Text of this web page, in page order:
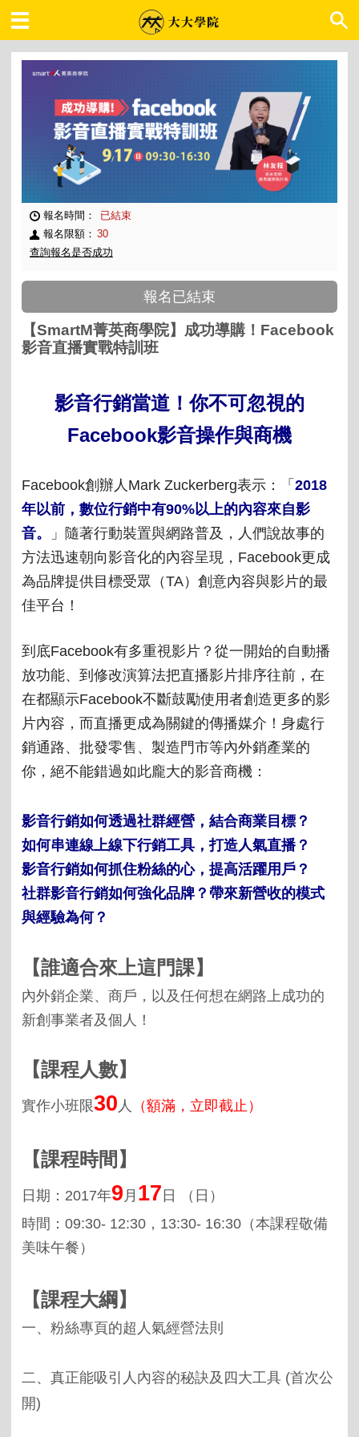
大大學院 職場趨
報名時間：
已結束
報名限額： 30
查詢報名是否成功
報名已結束
【SmartM菁英商學院】成功導購！Facebook
影音直播實戰特訓班
影音行銷當道！你不可忽視的
Facebook影音操作與商機
Facebook創辦人 Mark Zuckerberg表示：「2018
年以前，數位行銷中有90%以上的內容來自影
音。
」 隨著行動裝置與網路普及，人們說故事的
方法迅速朝向影音化的內容呈現， Facebook更成
為品牌提供目標受眾（TA）創意內容與影片的最
佳平台！
到底Facebook有多重視影片？從一開始的自動播
放功能、到修改演算法把直播影片排序往前，在
在都顯示Facebook不斷鼓勵使用者創造更多的影
片內容，而直播更成為關鍵的傳播媒介！身處行
銷通路、批發零售、製造門市等內外銷產業的
你，絕不能錯過如此龐大的影音商機：
影音行銷如何透過社群經營，結合商業目標？
如何串連線上線下行銷工具，打造人氣直播？
影音行銷如何抓住粉絲的心，提高活躍用戶？
社群影音行銷如何強化品牌？帶來新營收的模式
與經驗為何？
【誰適合來上這門課】
內外銷企業、商戶，以及任何想在網路上成功的
新創事業者及個人！
【課程人數】
實作小班限30 人 （額滿，立即截止）
【課程時間】
日期： 2017年9 月 17 日
（日）
時間：09:30- 12:30，13:30- 16:30（本課程敬備
美味午餐）
【課程大綱】
一、粉絲專頁的超人氣經營法則
二、真正能吸引人內容的秘訣及四大工具 (首次公
開)